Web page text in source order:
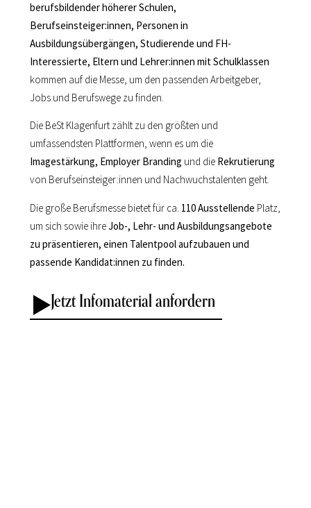
berufsbildender höherer Schulen,
Berufseinsteiger:innen, Personen in
Ausbildungsübergängen, Studierende und FH-
Interessierte, Eltern und Lehrer:innen mit Schulklassen
kommen auf die Messe, um den passenden Arbeitgeber,
Jobs und Berufswege zu finden.
Die BeSt Klagenfurt zählt zu den größten und
umfassendsten Plattformen, wenn es um die
Imagestärkung, Employer Branding und die Rekrutierung
von Berufseinsteiger:innen und Nachwuchstalenten geht.
Die große Berufsmesse bietet für ca. 110 Ausstellende Platz,
um sich sowie ihreJob-, Lehr- und Ausbildungsangebote
zu präsentieren, einen Talentpool aufzubauen und
passende Kandidat:innen zu finden.
Jetzt Infomaterial anfordern